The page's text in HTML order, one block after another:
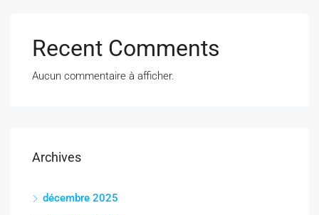
Recent Comments
Aucun commentaire à afficher.
Archives
décembre 2025